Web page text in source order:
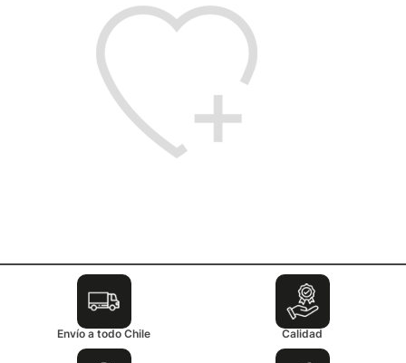
Envío a todo Chile Calidad